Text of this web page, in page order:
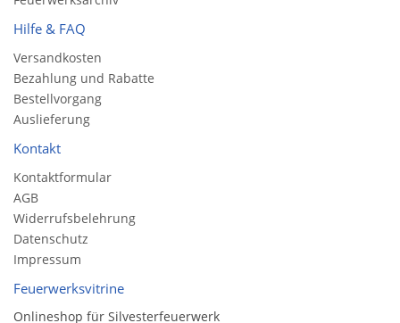
Hilfe & FAQ
Versandkosten
Bezahlung und Rabatte
Bestellvorgang
Auslieferung
Kontakt
Kontaktformular
AGB
Widerrufsbelehrung
Datenschutz
Impressum
Feuerwerksvitrine
Onlineshop für Silvesterfeuerwerk